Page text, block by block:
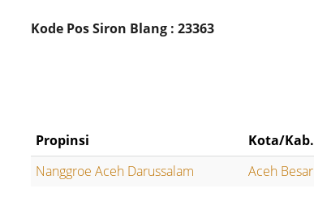
Kode Pos Siron Blang : 23363
Propinsi Kota/Kab.
Nanggroe Aceh Darussalam
Aceh Besar